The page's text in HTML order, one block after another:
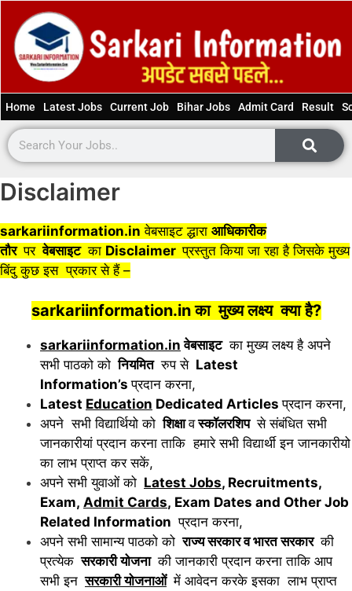
Home Latest Jobs Current Job Bihar Jobs Admit Card Result
Disclaimer
sarkariinformation.in वेबसाइट द्धारा आधिकारीक
तौर पर वेबसाइट का Disclaimerप्रस्तुत किया जा रहा है जिसके मुख्य
बिंदु कुछ इस प्रकार से हैं –
sarkariinformation.inका मुख्य लक्ष्य क्या है?
sarkariinformation.in वेबसाइट का मुख्य लक्ष्य है अपने
सभी पाठको को नियमित रुप से Latest
Information’sप्रदान करना,
Latest Education Dedicated Articlesप्रदान करना,
अपने सभी विद्यार्थियो को शिक्षावस्कॉलरशिप से संबंधित सभी
जानकारीयां प्रदान करना ताकि हमारे सभी विद्यार्थी इन जानकारीयो
का लाभ प्राप्त कर सकें,
अपने सभी युवाओं को Latest Jobs, Recruitments,
Exam, Admit Cards, Exam Dates and Other Job
Related Information प्रदान करना,
अपने सभी सामान्य पाठको को राज्य सरकार व भारत सरकार की
प्रत्येक सरकारी योजना की जानकारी प्रदान करना ताकि आप
सभी इन सरकारी योजनाओं में आवेदन करके इसका लाभ प्राप्त